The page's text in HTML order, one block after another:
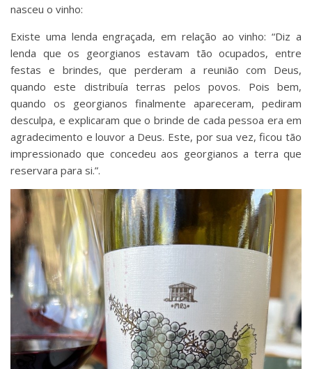
nasceu o vinho:
Existe uma lenda engraçada, em relação ao vinho: “Diz a
lenda que os georgianos estavam tão ocupados, entre
festas e brindes, que perderam a reunião com Deus,
quando este distribuía terras pelos povos. Pois bem,
quando os georgianos finalmente apareceram, pediram
desculpa, e explicaram que o brinde de cada pessoa era em
agradecimento e louvor a Deus. Este, por sua vez, ficou tão
impressionado que concedeu aos georgianos a terra que
reservara para si.”.